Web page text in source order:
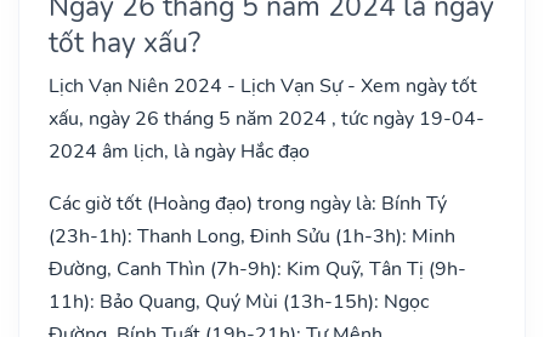
tốt hay xấu?
Lịch Vạn Niên 2024 - Lịch Vạn Sự - Xem ngày tốt
xấu, ngày 26 tháng 5 năm 2024 , tức ngày 19-04-
2024 âm lịch, là ngày Hắc đạo
Các giờ tốt (Hoàng đạo) trong ngày là: Bính Tý
(23h-1h): Thanh Long, Đinh Sửu (1h-3h): Minh
Đường, Canh Thìn (7h-9h): Kim Quỹ, Tân Tị (9h-
11h): Bảo Quang, Quý Mùi (13h-15h): Ngọc